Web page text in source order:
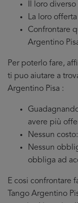
Il loro
La loro
Confrontare
Argentino
Per poterlo fare,
ti puo aiutare a
Argentino Pisa :
avere più
Nessun
Nessun
obbliga ad
E cosi confrontare
Tango Argentino